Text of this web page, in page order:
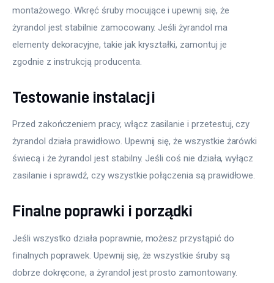
montażowego. Wkręć śruby mocujące i upewnij się, że
żyrandol jest stabilnie zamocowany. Jeśli żyrandol ma
elementy dekoracyjne, takie jak kryształki, zamontuj je
zgodnie z instrukcją producenta.
Testowanie instalacji
Przed zakończeniem pracy, włącz zasilanie i przetestuj, czy
żyrandol działa prawidłowo. Upewnij się, że wszystkie żarówki
świecą i że żyrandol jest stabilny. Jeśli coś nie działa, wyłącz
zasilanie i sprawdź, czy wszystkie połączenia są prawidłowe.
Finalne poprawki i porządki
Jeśli wszystko działa poprawnie, możesz przystąpić do
finalnych poprawek. Upewnij się, że wszystkie śruby są
dobrze dokręcone, a żyrandol jest prosto zamontowany.